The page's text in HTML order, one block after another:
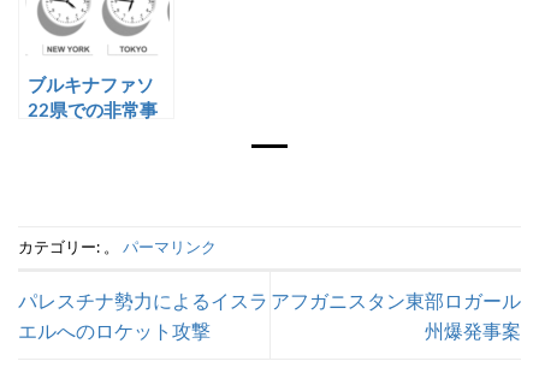
ブルキナファソ
22県での非常事
カテゴリー: 。 パーマリンク
パレスチナ勢力によるイスラ
エルへのロケット攻撃
アフガニスタン東部ロガール
州爆発事案